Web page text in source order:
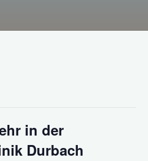
in der
Durbach